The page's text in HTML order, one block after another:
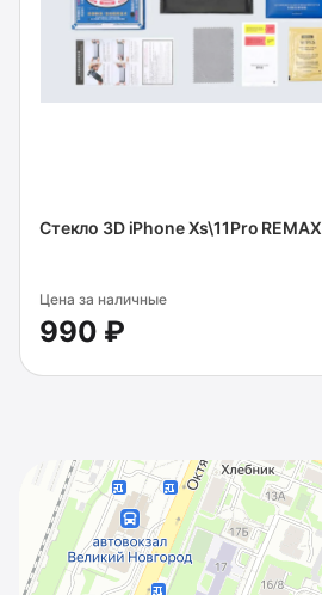
Cтекло 3D iPhone Xs\11Pro REMAX
Цена за наличные
990 ₽